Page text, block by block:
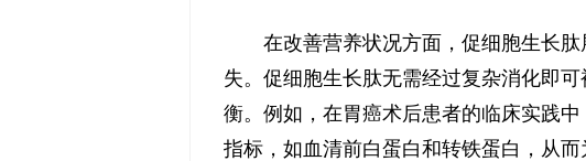
在改善营养状况方面，促细胞生长
失。促细胞生长肽无需经过复杂消化即
衡。例如，在胃癌术后患者的临床实践
指标，如血清前白蛋白和转铁蛋白，从而